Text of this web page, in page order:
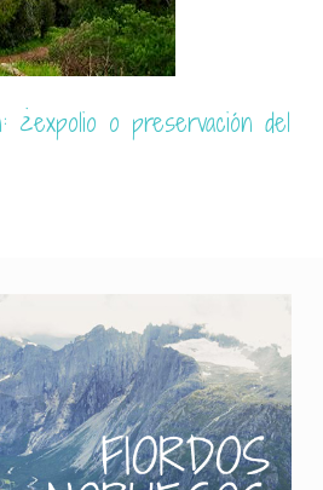
que apuesta por el
incierto)